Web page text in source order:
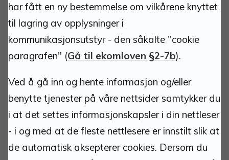
Kommunenummer: 3427
Bankkonto: 1813 52 30444
Bankkonto innbetaling faktura m/KID: 1813 52
30266
VIPPS: 518958
Kontakt:
postmottak@tynset.kommune.no
har fått en ny bestemmelse om vilkårene knyttet
til lagring av opplysninger i
kommunikasjonsutstyr - den såkalte "cookie
paragrafen" (Gå til ekomloven §2-7b).
Ved å gå inn og hente informasjon og/eller
benytte tjenester på våre nettsider samtykker du
i at det settes informasjonskapsler i din nettleser
- i og med at de fleste nettlesere er innstilt slik at
de automatisk aksepterer cookies. Dersom du